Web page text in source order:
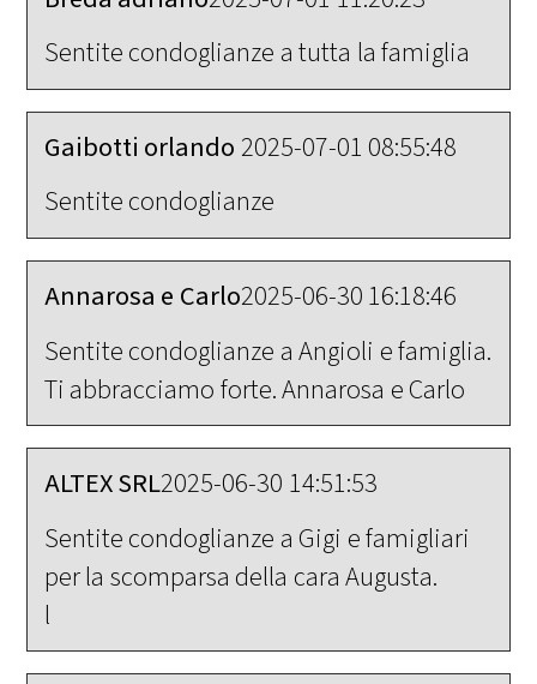
Sentite condoglianze a tutta la famiglia
Gaibotti orlando 2025-07-01 08:55:48
Sentite condoglianze
Annarosa e Carlo2025-06-30 16:18:46
Sentite condoglianze a Angioli e famiglia.
Ti abbracciamo forte. Annarosa e Carlo
ALTEX SRL2025-06-30 14:51:53
Sentite condoglianze a Gigi e famigliari
per la scomparsa della cara Augusta.
l